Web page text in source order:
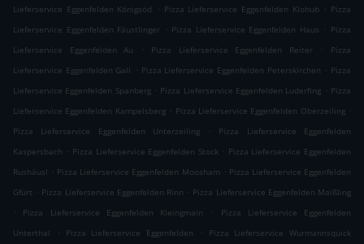
Lieferservice Eggenfelden Königsöd
. Pizza Lieferservice Eggenfelden Klohub . Pizza
Lieferservice Eggenfelden Fäustlinger . Pizza Lieferservice Eggenfelden Haus . Pizza
Lieferservice Eggenfelden Au
. Pizza Lieferservice Eggenfelden Reiter .
Pizza
Lieferservice Eggenfelden Gall . Pizza Lieferservice Eggenfelden Peterskirchen . Pizza
Lieferservice Eggenfelden Spanberg . Pizza Lieferservice Eggenfelden Luderfing . Pizza
Lieferservice Eggenfelden Kampelsberg . Pizza Lieferservice Eggenfelden Oberzeiling .
Pizza Lieferservice Eggenfelden Unterzeiling
.
Pizza Lieferservice Eggenfelden
Kaspersbach . Pizza Lieferservice Eggenfelden Stock . Pizza Lieferservice Eggenfelden
Rushäusl . Pizza Lieferservice Eggenfelden Moosham . Pizza Lieferservice Eggenfelden
Gfürt . Pizza Lieferservice Eggenfelden Rinn . Pizza Lieferservice Eggenfelden Maißling
.
Pizza Lieferservice Eggenfelden Kleingmain .
Pizza Lieferservice Eggenfelden
Unterthal
. Pizza Lieferservice Eggenfelden . Pizza Lieferservice Wurmannsquick